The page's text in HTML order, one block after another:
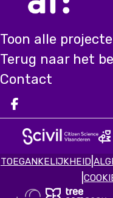
Toon alle
Terug naar het
Contact
Deel op
TOEGANKELIJKHEID
|